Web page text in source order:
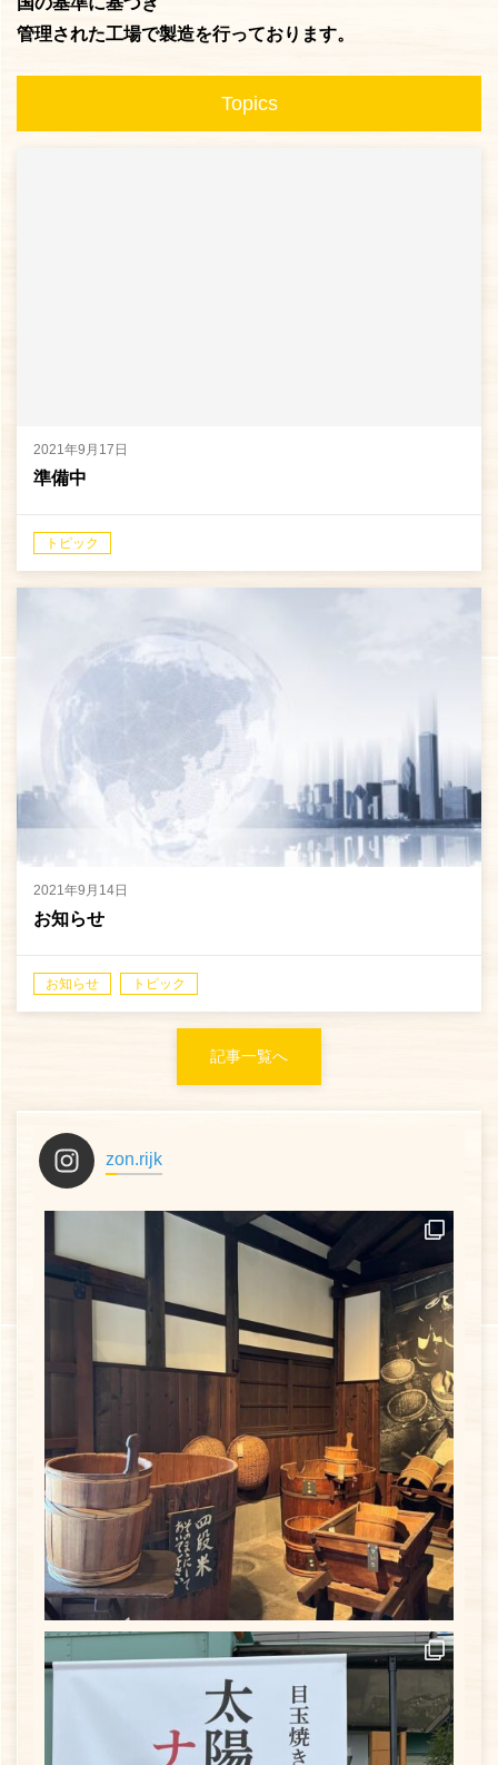
管理された工場で製造を行っております。
Topics
2021年9月17日
準備中
トピック
2021年9月14日
お知らせ
お知らせ トピック
記事一覧へ
zon.rijk